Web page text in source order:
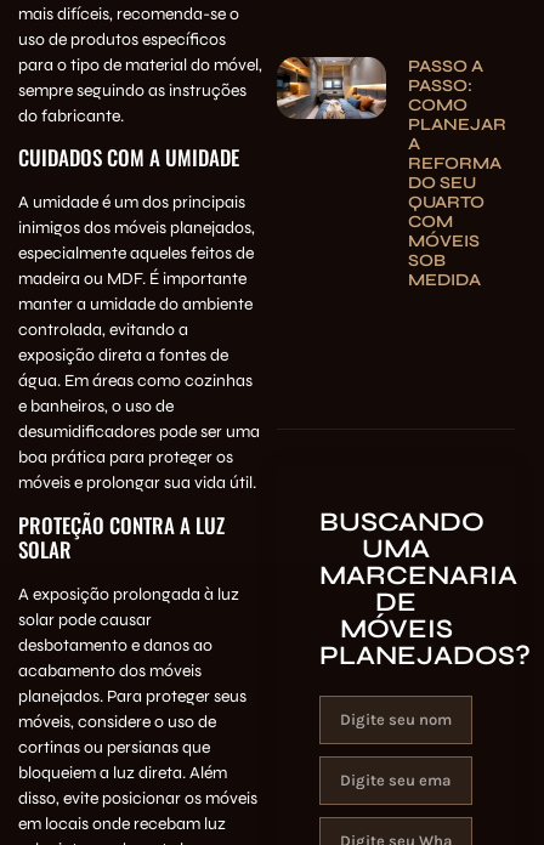
mais difíceis, recomenda-se o
uso de produtos específicos
para o tipo de material do móvel,
sempre seguindo as instruções
do fabricante.
CUIDADOS COM A UMIDADE
A umidade é um dos principais
inimigos dos móveis planejados,
especialmente aqueles feitos de
madeira ou MDF. É importante
manter a umidade do ambiente
controlada, evitando a
exposição direta a fontes de
água. Em áreas como cozinhas
e banheiros, o uso de
desumidificadores pode ser uma
boa prática para proteger os
móveis e prolongar sua vida útil.
PROTEÇÃO CONTRA A LUZ
SOLAR
A exposição prolongada à luz
solar pode causar
desbotamento e danos ao
acabamento dos móveis
planejados. Para proteger seus
móveis, considere o uso de
cortinas ou persianas que
bloqueiem a luz direta. Além
disso, evite posicionar os móveis
em locais onde recebam luz
PASSO A
PASSO:
COMO
PLANEJAR
A
REFORMA
DO SEU
QUARTO
COM
MÓVEIS
SOB
MEDIDA
BUSCANDO
UMA
MARCENARIA
DE
MÓVEIS
PLANEJADOS?